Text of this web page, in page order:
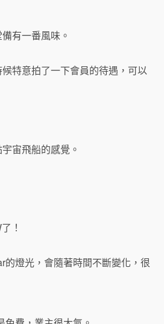
有一番風味。
特意拍了一下會員的待遇，可以
宙飛船的感覺。
！
的燈光，會隨著時間不斷變化，很